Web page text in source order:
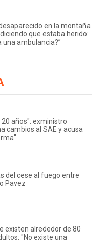
en la montaña
que estaba herido:
una ambulancia?”
años": exministro
cambios al SAE y acusa
del cese al fuego entre
Pavez
existen alrededor de 80
"No existe una